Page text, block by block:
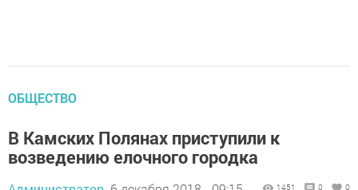
ОБЩЕСТВО
В Камских Полянах приступили к
возведению елочного городка
1451 0 0